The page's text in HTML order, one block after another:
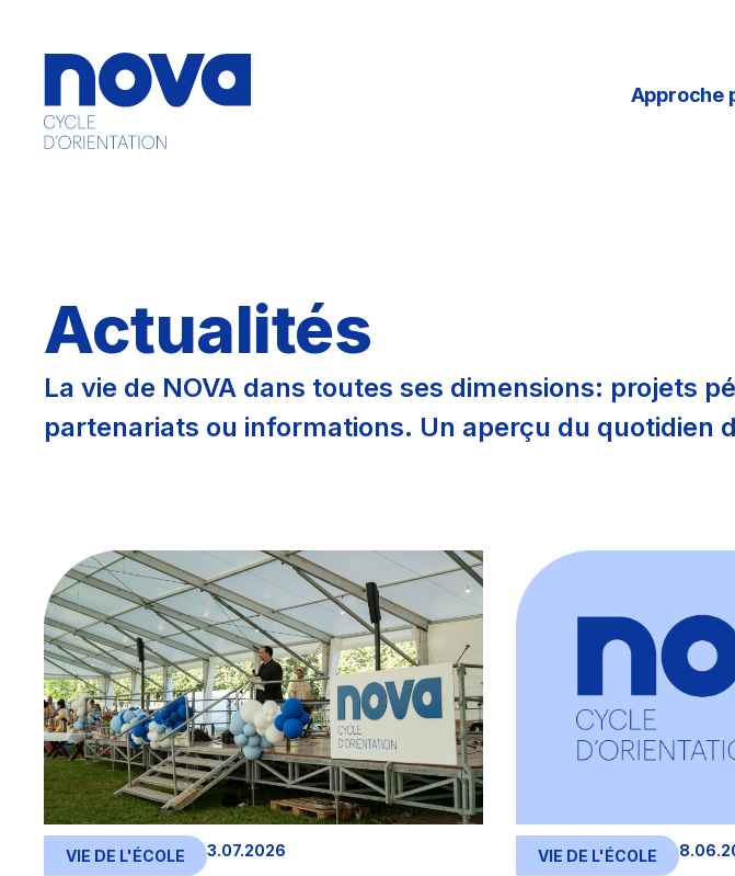
Approche
Actualités
La vie de NOVA dans toutes ses dimensions: projets
partenariats ou informations. Un aperçu du quotidien
VIE DE L'ÉCOLE 3.07.2026 VIE DE L'ÉCOLE